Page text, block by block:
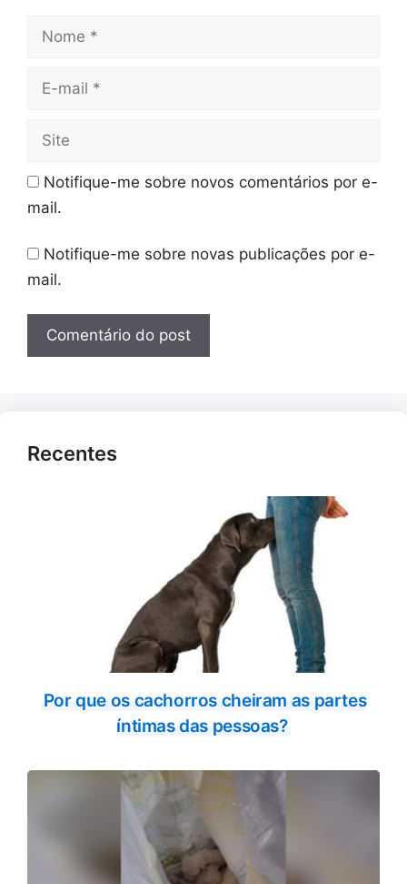
Nome
Site
Notifique-me sobre novos comentários por e-
mail.
Notifique-me sobre novas publicações por e-
mail.
Recentes
Por que os cachorros cheiram as partes
íntimas das pessoas?